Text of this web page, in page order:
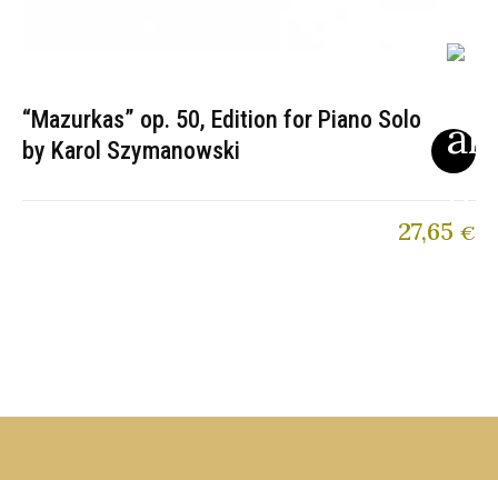
“Mazurkas” op. 50, Edition for Piano Solo
by Karol Szymanowski
27,65 €